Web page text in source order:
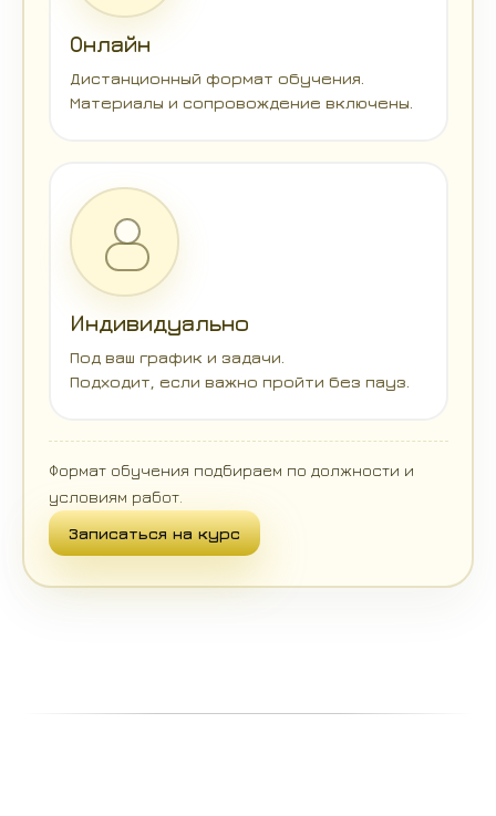
Онлайн
Дистанционный формат обучения.
Материалы и сопровождение включены.
Индивидуально
Под ваш график и задачи.
Подходит, если важно пройти без пауз.
Формат обучения подбираем по должности и
условиям работ.
Записаться на курс